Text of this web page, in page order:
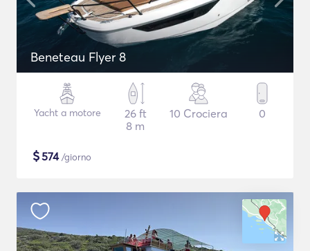
Beneteau Flyer 8
Yacht a motore
26 ft
8 m
10 Crociera 0
$574/giorno